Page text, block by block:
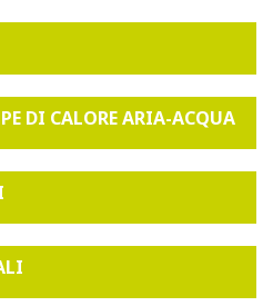
DI CALORE ARIA-ACQUA